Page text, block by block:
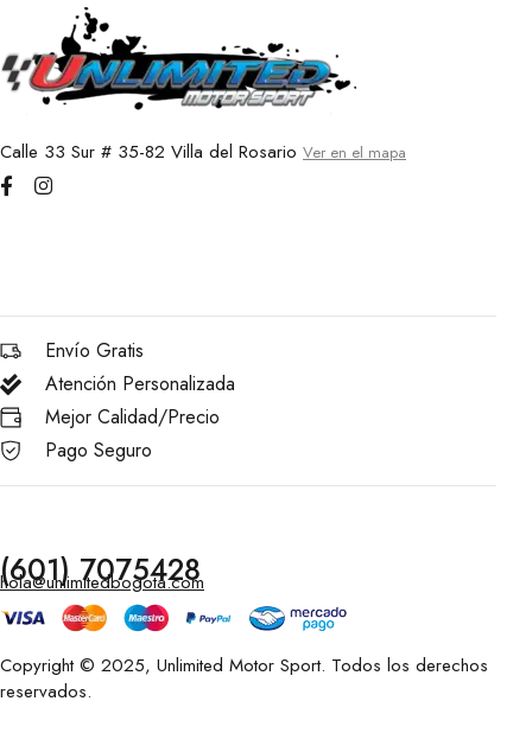
Calle 33 Sur # 35-82 Villa del Rosario Ver en el mapa
Envío Gratis
Atención Personalizada
Mejor Calidad/Precio
Pago Seguro
(601) 7075428
hola@unlimitedbogota.com
Copyright © 2025, Unlimited Motor Sport. Todos los derechos
reservados.